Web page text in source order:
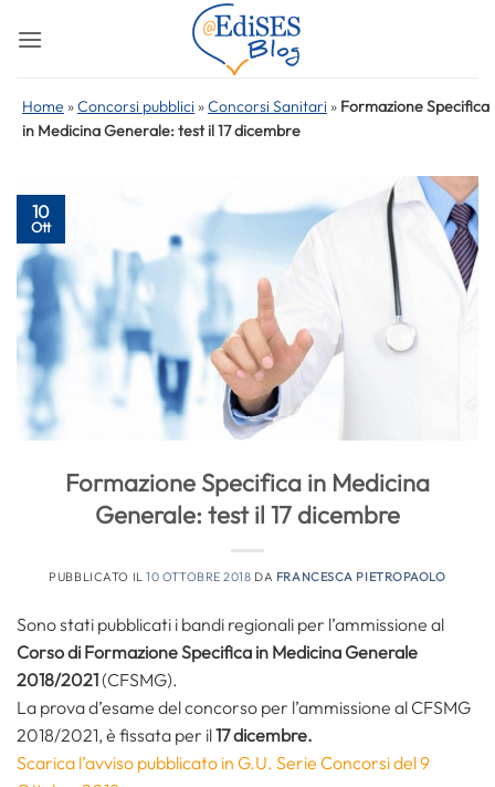
Home »Concorsi pubblici »Concorsi Sanitari » Formazione Specifica
in Medicina Generale: test il 17 dicembre
10
Ott
Formazione Specifica in Medicina
Generale: test il 17 dicembre
PUBBLICATO IL10 OTTOBRE 2018 DA FRANCESCA PIETROPAOLO
Sono stati pubblicati i bandi regionali per l’ammissione al
Corso di Formazione Specifica in Medicina Generale
2018/2021(CFSMG).
La prova d’esame del concorso per l’ammissione al CFSMG
2018/2021, è fissata per il17 dicembre.
Scarica l’avviso pubblicato in G.U. Serie Concorsi del 9